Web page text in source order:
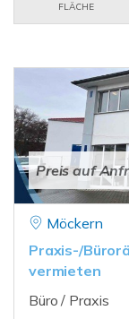
FLÄCHE
Preis auf
Möckern
Praxis-/
vermieten
Büro / Praxis